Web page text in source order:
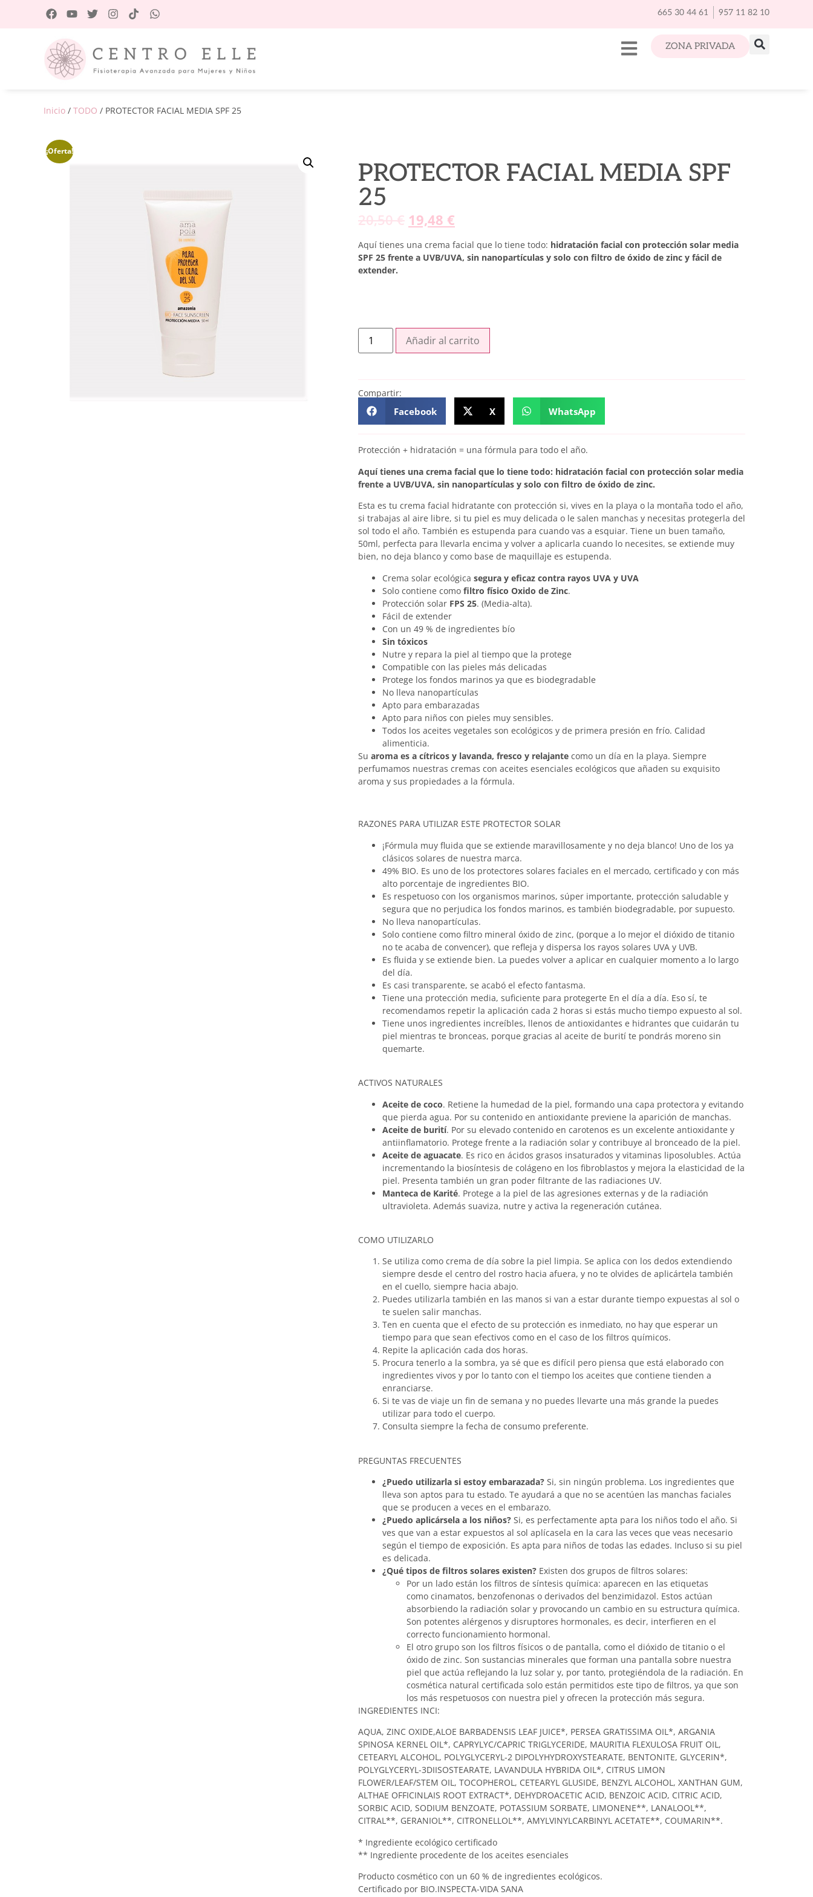
665 30 44 61 957 11 82 10
ZONA PRIVADA
Inicio / TODO / PROTECTOR FACIAL MEDIA SPF 25
¡Oferta!
PROTECTOR FACIAL MEDIA SPF
25
20,50€ 19,48 €
Aquí tienes una crema facial que lo tiene todo: hidratación facial con protección solar media
SPF 25 frente a UVB/UVA, sin nanopartículas y solo con filtro de óxido de zinc y fácil de
extender.
Añadir al carrito
Compartir:
Facebook X WhatsApp
Protección + hidratación = una fórmula para todo el año.
Aquí tienes una crema facial que lo tiene todo: hidratación facial con protección solar media
frente a UVB/UVA, sin nanopartículas y solo con filtro de óxido de zinc.
Esta es tu crema facial hidratante con protección si, vives en la playa o la montaña todo el año,
si trabajas al aire libre, si tu piel es muy delicada o le salen manchas y necesitas protegerla del
sol todo el año. También es estupenda para cuando vas a esquiar. Tiene un buen tamaño,
50ml, perfecta para llevarla encima y volver a aplicarla cuando lo necesites, se extiende muy
bien, no deja blanco y como base de maquillaje es estupenda.
Crema solar ecológica segura y eficaz contra rayos UVA y UVA
Solo contiene como filtro físico Oxido de Zinc.
Protección solar FPS 25. (Media-alta).
Fácil de extender
Con un 49 % de ingredientes bío
Sin tóxicos
Nutre y repara la piel al tiempo que la protege
Compatible con las pieles más delicadas
Protege los fondos marinos ya que es biodegradable
No lleva nanopartículas
Apto para embarazadas
Apto para niños con pieles muy sensibles.
Todos los aceites vegetales son ecológicos y de primera presión en frío. Calidad
alimenticia.
Su aroma es a cítricos y lavanda, fresco y relajante como un día en la playa. Siempre
perfumamos nuestras cremas con aceites esenciales ecológicos que añaden su exquisito
aroma y sus propiedades a la fórmula.
RAZONES PARA UTILIZAR ESTE PROTECTOR SOLAR
¡Fórmula muy fluida que se extiende maravillosamente y no deja blanco! Uno de los ya
clásicos solares de nuestra marca.
49% BIO. Es uno de los protectores solares faciales en el mercado, certificado y con más
alto porcentaje de ingredientes BIO.
Es respetuoso con los organismos marinos, súper importante, protección saludable y
segura que no perjudica los fondos marinos, es también biodegradable, por supuesto.
No lleva nanopartículas.
Solo contiene como filtro mineral óxido de zinc, (porque a lo mejor el dióxido de titanio
no te acaba de convencer), que refleja y dispersa los rayos solares UVA y UVB.
Es fluida y se extiende bien. La puedes volver a aplicar en cualquier momento a lo largo
del día.
Es casi transparente, se acabó el efecto fantasma.
Tiene una protección media, suficiente para protegerte En el día a día. Eso sí, te
recomendamos repetir la aplicación cada 2 horas si estás mucho tiempo expuesto al sol.
Tiene unos ingredientes increíbles, llenos de antioxidantes e hidrantes que cuidarán tu
piel mientras te bronceas, porque gracias al aceite de burití te pondrás moreno sin
quemarte.
ACTIVOS NATURALES
Aceite de coco. Retiene la humedad de la piel, formando una capa protectora y evitando
que pierda agua. Por su contenido en antioxidante previene la aparición de manchas.
Aceite de burití. Por su elevado contenido en carotenos es un excelente antioxidante y
antiinflamatorio. Protege frente a la radiación solar y contribuye al bronceado de la piel.
Aceite de aguacate. Es rico en ácidos grasos insaturados y vitaminas liposolubles. Actúa
incrementando la biosíntesis de colágeno en los fibroblastos y mejora la elasticidad de la
piel. Presenta también un gran poder filtrante de las radiaciones UV.
Manteca de Karité. Protege a la piel de las agresiones externas y de la radiación
ultravioleta. Además suaviza, nutre y activa la regeneración cutánea.
COMO UTILIZARLO
Se utiliza como crema de día sobre la piel limpia. Se aplica con los dedos extendiendo
siempre desde el centro del rostro hacia afuera, y no te olvides de aplicártela también
en el cuello, siempre hacia abajo.
Puedes utilizarla también en las manos si van a estar durante tiempo expuestas al sol o
te suelen salir manchas.
Ten en cuenta que el efecto de su protección es inmediato, no hay que esperar un
tiempo para que sean efectivos como en el caso de los filtros químicos.
Repite la aplicación cada dos horas.
Procura tenerlo a la sombra, ya sé que es difícil pero piensa que está elaborado con
ingredientes vivos y por lo tanto con el tiempo los aceites que contiene tienden a
enranciarse.
Si te vas de viaje un fin de semana y no puedes llevarte una más grande la puedes
utilizar para todo el cuerpo.
Consulta siempre la fecha de consumo preferente.
PREGUNTAS FRECUENTES
¿Puedo utilizarla si estoy embarazada? Si, sin ningún problema. Los ingredientes que
lleva son aptos para tu estado. Te ayudará a que no se acentúen las manchas faciales
que se producen a veces en el embarazo.
¿Puedo aplicársela a los niños? Si, es perfectamente apta para los niños todo el año. Si
ves que van a estar expuestos al sol aplícasela en la cara las veces que veas necesario
según el tiempo de exposición. Es apta para niños de todas las edades. Incluso si su piel
es delicada.
¿Qué tipos de filtros solares existen? Existen dos grupos de filtros solares:
Por un lado están los filtros de síntesis química: aparecen en las etiquetas
como cinamatos, benzofenonas o derivados del benzimidazol. Estos actúan
absorbiendo la radiación solar y provocando un cambio en su estructura química.
Son potentes alérgenos y disruptores hormonales, es decir, interfieren en el
correcto funcionamiento hormonal.
El otro grupo son los filtros físicos o de pantalla, como el dióxido de titanio o el
óxido de zinc. Son sustancias minerales que forman una pantalla sobre nuestra
piel que actúa reflejando la luz solar y, por tanto, protegiéndola de la radiación. En
cosmética natural certificada solo están permitidos este tipo de filtros, ya que son
los más respetuosos con nuestra piel y ofrecen la protección más segura.
INGREDIENTES INCI:
AQUA, ZINC OXIDE,ALOE BARBADENSIS LEAF JUICE*, PERSEA GRATISSIMA OIL*, ARGANIA
SPINOSA KERNEL OIL*, CAPRYLYC/CAPRIC TRIGLYCERIDE, MAURITIA FLEXULOSA FRUIT OIL,
CETEARYL ALCOHOL, POLYGLYCERYL-2 DIPOLYHYDROXYSTEARATE, BENTONITE, GLYCERIN*,
POLYGLYCERYL-3DIISOSTEARATE, LAVANDULA HYBRIDA OIL*, CITRUS LIMON
FLOWER/LEAF/STEM OIL, TOCOPHEROL, CETEARYL GLUSIDE, BENZYL ALCOHOL, XANTHAN GUM,
ALTHAE OFFICINLAIS ROOT EXTRACT*, DEHYDROACETIC ACID, BENZOIC ACID, CITRIC ACID,
SORBIC ACID, SODIUM BENZOATE, POTASSIUM SORBATE, LIMONENE**, LANALOOL**,
CITRAL**, GERANIOL**, CITRONELLOL**, AMYLVINYLCARBINYL ACETATE**, COUMARIN**.
* Ingrediente ecológico certificado
** Ingrediente procedente de los aceites esenciales
Producto cosmético con un 60 % de ingredientes ecológicos.
Certificado por BIO.INSPECTA-VIDA SANA